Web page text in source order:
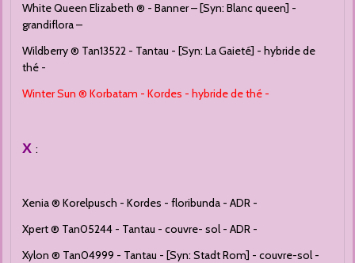
White Queen Elizabeth ® - Banner – [Syn: Blanc queen] -
grandiflora –
Wildberry ® Tan13522 - Tantau - [Syn: La Gaieté] - hybride de
thé -
Winter Sun ® Korbatam - Kordes - hybride de thé -
X :
Xenia ® Korelpusch - Kordes - floribunda - ADR -
Xpert ® Tan05244 - Tantau - couvre- sol - ADR -
Xylon ® Tan04999 - Tantau - [Syn: Stadt Rom] - couvre-sol -